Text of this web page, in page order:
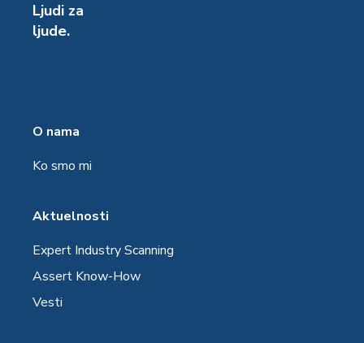
Ljudi za
ljude.
O nama
Ko smo mi
Aktuelnosti
Expert Industry Scanning
Assert Know-How
Vesti